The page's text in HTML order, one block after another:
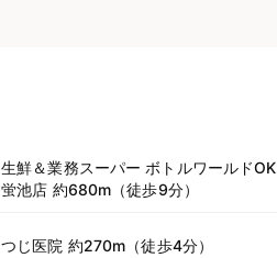
生鮮＆業務スーパー ボトルワールドOK
蛍池店 約680m（徒歩9分）
つじ医院 約270m（徒歩4分）